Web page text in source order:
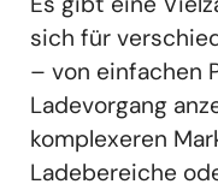
sich für
– von einfachen
Ladevorgang
komplexeren
Ladebereiche